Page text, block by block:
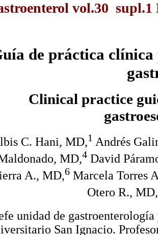
vol.30 supl.1
de práctica
Clinical practice
C. Hani, MD,1 Andrés
MD,4David
A., MD,6Marcela Torres
Otero R., MD,
unidad de
San Ignacio.